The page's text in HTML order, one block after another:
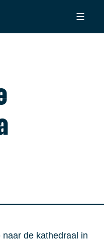
de kathedraal in